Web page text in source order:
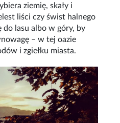
ziemię, skały i
liści czy świst halnego
do lasu albo w góry, by
– w tej oazie
i zgiełku miasta.